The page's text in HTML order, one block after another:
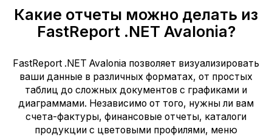
Какие отчеты можно делать из
FastReport .NET Avalonia?
FastReport .NET Avalonia позволяет визуализировать
ваши данные в различных форматах, от простых
таблиц до сложных документов с графиками и
диаграммами. Независимо от того, нужны ли вам
счета-фактуры, финансовые отчеты, каталоги
продукции с цветовыми профилями, меню